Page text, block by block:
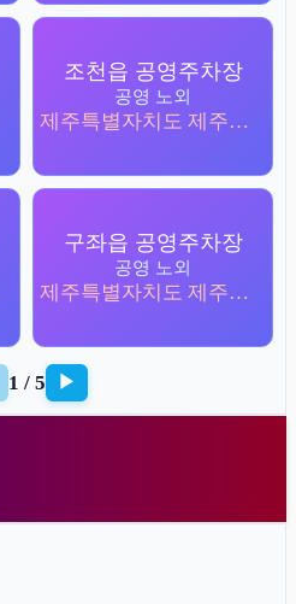
조천읍 공영주차장
공영 노외
제주특별자치도 제주시 조천읍 함덕리 4144-1
구좌읍 공영주차장
공영 노외
제주특별자치도 제주시 구좌읍 평대리 3164-1
1 / 5 ▶